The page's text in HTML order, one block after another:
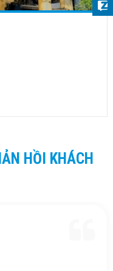
HỒI KHÁCH